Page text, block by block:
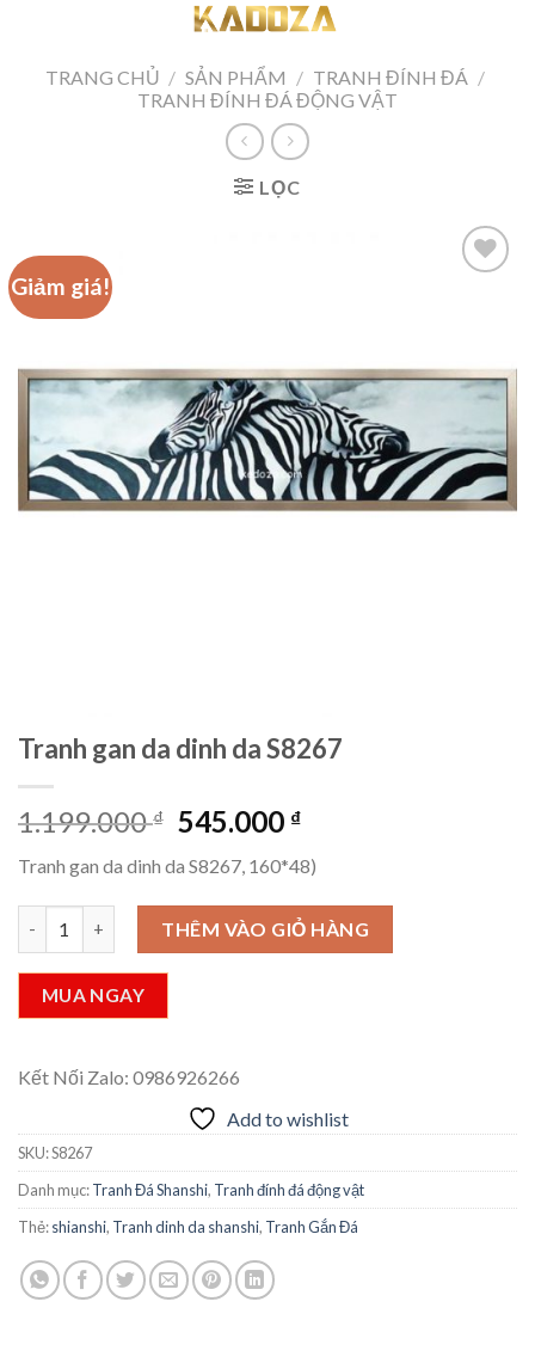
contentTRANG CHỦ / SẢN PHẨM / TRANH ĐÍNH ĐÁ /
TRANH ĐÍNH ĐÁ ĐỘNG VẬT
LỌC
Giảm giá!
Tranh gan da dinh da S8267
1.199.000₫ Giá
là:
1.199.000 ₫.
545.000 ₫Giá
tại
là:
545.000 ₫.
Tranh gan da dinh da S8267, 160*48)
Tranh gan da dinh da S8267 số lượng
THÊM VÀO GIỎ HÀNG
MUA NGAY
Kết Nối Zalo: 0986926266
Add to wishlist
SKU:S8267
Danh mục:Tranh Đá Shanshi, Tranh đính đá động vật
Thẻ:shianshi, Tranh dinh da shanshi, Tranh Gắn Đá